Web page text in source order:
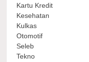
Kartu Kredit
Kesehatan
Kulkas
Otomotif
Seleb
Tekno